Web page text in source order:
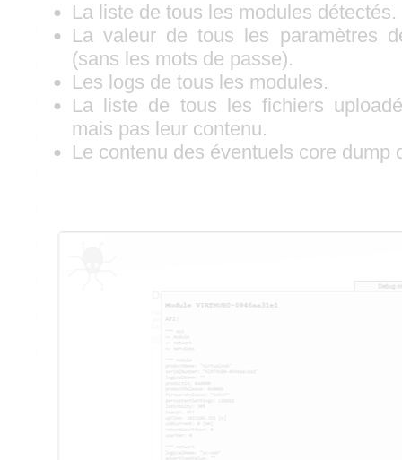
La liste de tous les modules détectés.
La valeur de tous les paramètres
(sans les mots de passe).
Les logs de tous les modules.
La liste de tous les fichiers
mais pas leur contenu.
Le contenu des éventuels core dump